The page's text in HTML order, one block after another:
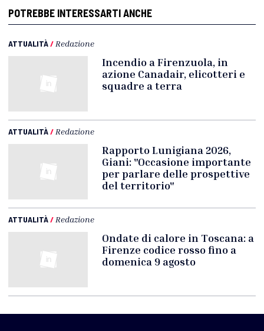
POTREBBE INTERESSARTI ANCHE
ATTUALITÀ/Redazione
Incendio a Firenzuola, in
azione Canadair, elicotteri e
squadre a terra
ATTUALITÀ/Redazione
Rapporto Lunigiana 2026,
Giani: "Occasione importante
per parlare delle prospettive
del territorio"
ATTUALITÀ/Redazione
Ondate di calore in Toscana: a
Firenze codice rosso fino a
domenica 9 agosto